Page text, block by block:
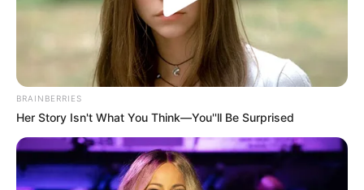
BRAINBERRIES
Her Story Isn't What You Think—You''ll Be Surprised